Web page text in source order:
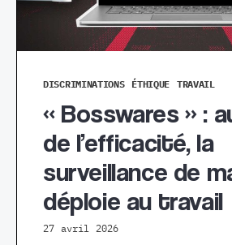
DISCRIMINATIONS ÉTHIQUE TRAVAIL
« Bosswares » :
de l’efficacité, la
surveillance de
déploie au travail
27 avril 2026